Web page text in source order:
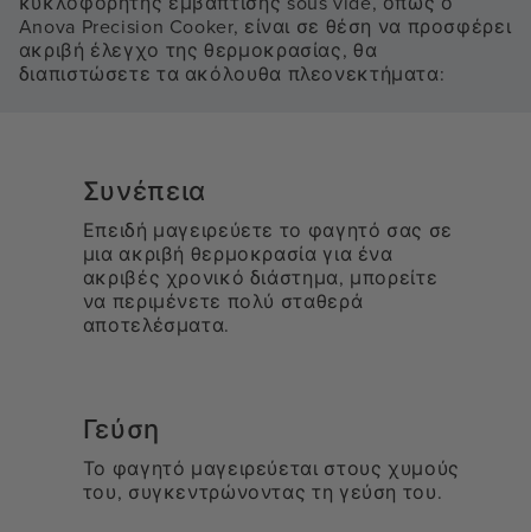
Anova Precision Cooker, είναι σε θέση να προσφέρει
ακριβή έλεγχο της θερμοκρασίας, θα
διαπιστώσετε τα ακόλουθα πλεονεκτήματα:
Συνέπεια
Επειδή μαγειρεύετε το φαγητό σας σε
μια ακριβή θερμοκρασία για ένα
ακριβές χρονικό διάστημα, μπορείτε
να περιμένετε πολύ σταθερά
αποτελέσματα.
Γεύση
Το φαγητό μαγειρεύεται στους χυμούς
του, συγκεντρώνοντας τη γεύση του.